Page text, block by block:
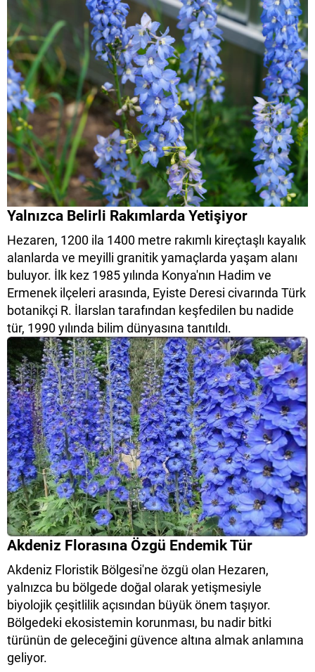
Yalnızca Belirli Rakımlarda Yetişiyor
Hezaren, 1200 ila 1400 metre rakımlı kireçtaşlı kayalık
alanlarda ve meyilli granitik yamaçlarda yaşam alanı
buluyor. İlk kez 1985 yılında Konya'nın Hadim ve
Ermenek ilçeleri arasında, Eyiste Deresi civarında Türk
botanikçi R. İlarslan tarafından keşfedilen bu nadide
tür, 1990 yılında bilim dünyasına tanıtıldı.
Akdeniz Florasına Özgü Endemik Tür
Akdeniz Floristik Bölgesi'ne özgü olan Hezaren,
yalnızca bu bölgede doğal olarak yetişmesiyle
biyolojik çeşitlilik açısından büyük önem taşıyor.
Bölgedeki ekosistemin korunması, bu nadir bitki
türünün de geleceğini güvence altına almak anlamına
geliyor.